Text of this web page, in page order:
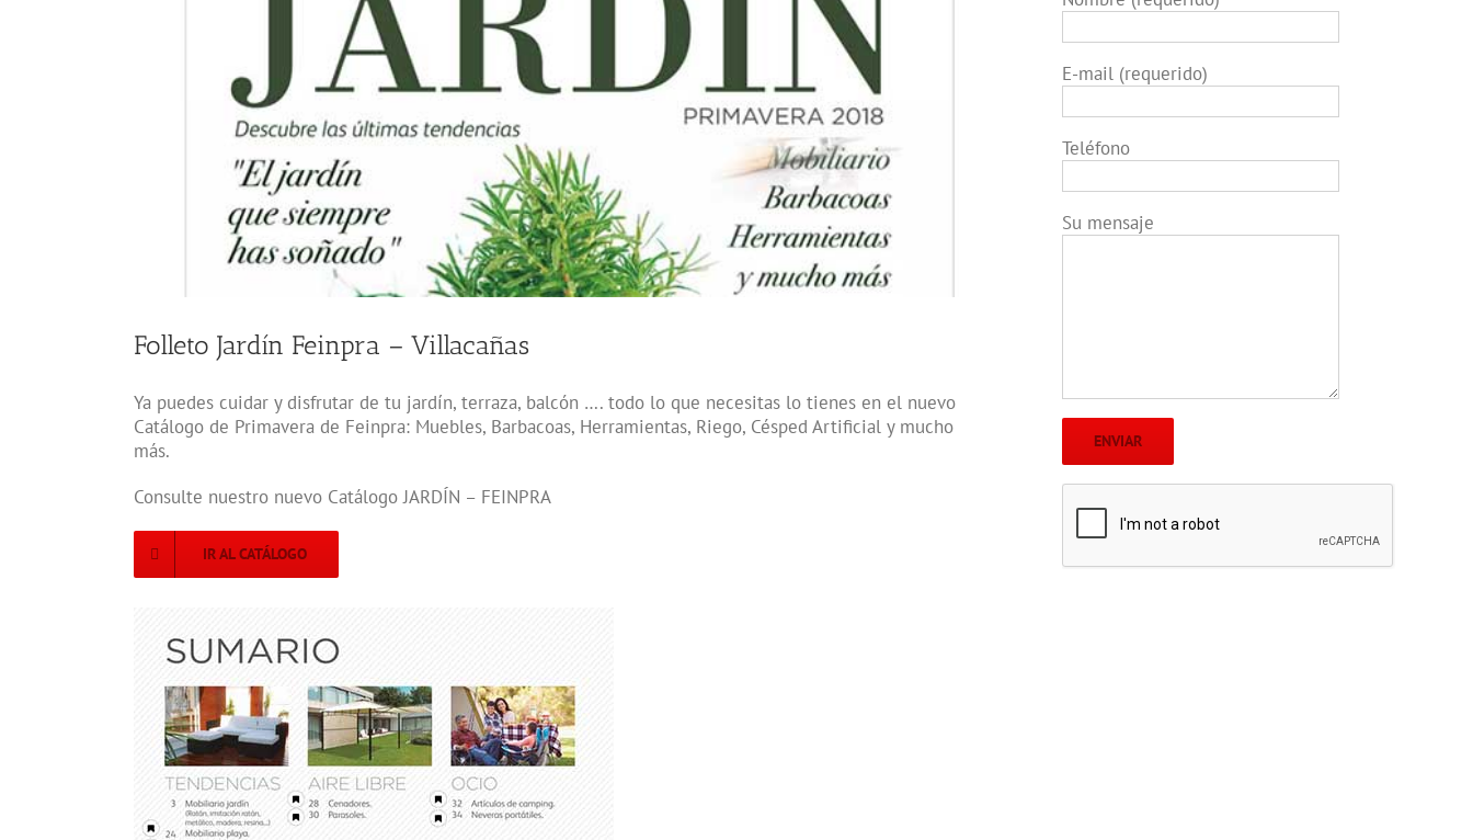
Folleto Jardín Feinpra – Villacañas
Ya puedes cuidar y disfrutar de tu jardín, terraza, balcón …. todo lo que necesitas lo tienes en el nuevo
Catálogo de Primavera de Feinpra: Muebles, Barbacoas, Herramientas, Riego, Césped Artificial y mucho
más.
Consulte nuestro nuevo Catálogo JARDÍN – FEINPRA
IR AL CATÁLOGO
E-mail (requerido)
Teléfono
Su mensaje